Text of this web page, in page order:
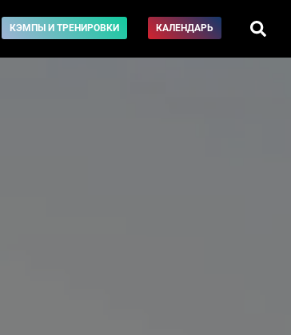
КЭМПЫ И ТРЕНИРОВКИ КАЛЕНДАРЬ